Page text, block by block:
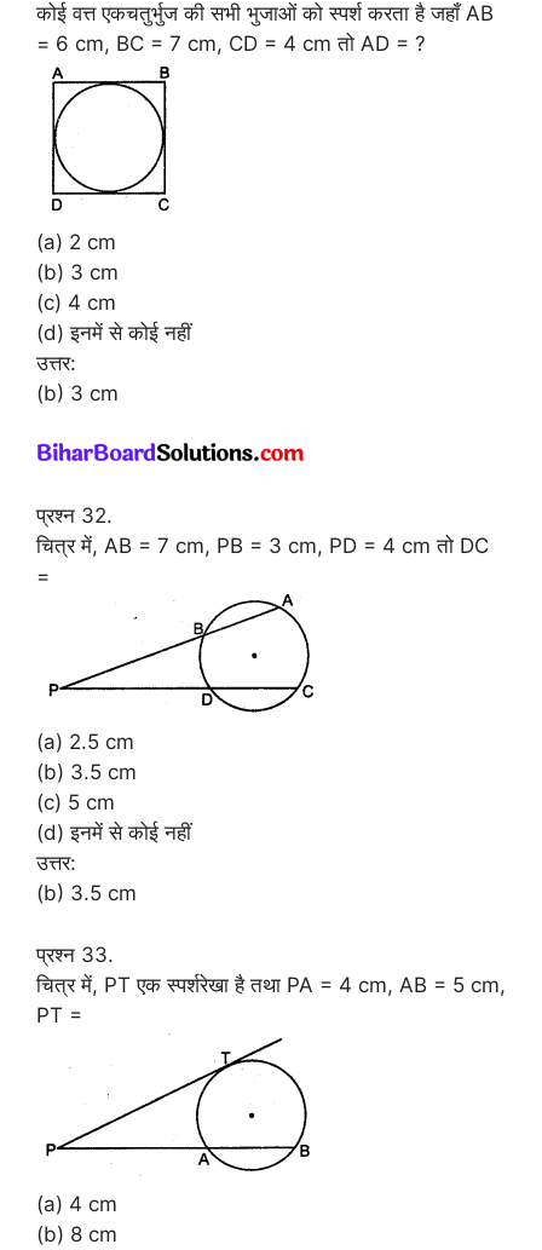
कोई वत्त एकचतुर्भुज की सभी भुजाओं को स्पर्श करता है जहाँ AB
= 6 cm, BC = 7 cm, CD = 4 cm तो AD = ?
(a) 2 cm
(b) 3 cm
(c) 4 cm
(d) इनमें से कोई नहीं
उत्तर:
(b) 3 cm
प्रश्न 32.
चित्र में, AB = 7 cm, PB = 3 cm, PD = 4 cm तो DC
=
(a) 2.5 cm
(b) 3.5 cm
(c) 5 cm
(d) इनमें से कोई नहीं
उत्तर:
(b) 3.5 cm
प्रश्न 33.
चित्र में, PT एक स्पर्शरेखा है तथा PA = 4 cm, AB = 5 cm,
PT =
(a) 4 cm
(b) 8 cm